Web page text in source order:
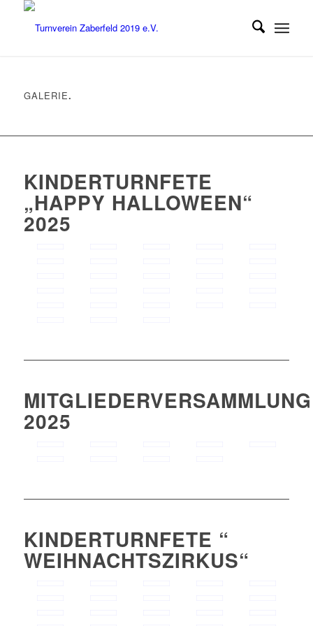
GALERIE.
KINDERTURNFETE
„HAPPY HALLOWEEN“
2025
MITGLIEDERVERSAMMLUNG
2025
KINDERTURNFETE “
WEIHNACHTSZIRKUS“